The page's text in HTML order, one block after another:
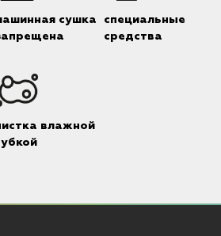
сушка
специальные
средства
влажной